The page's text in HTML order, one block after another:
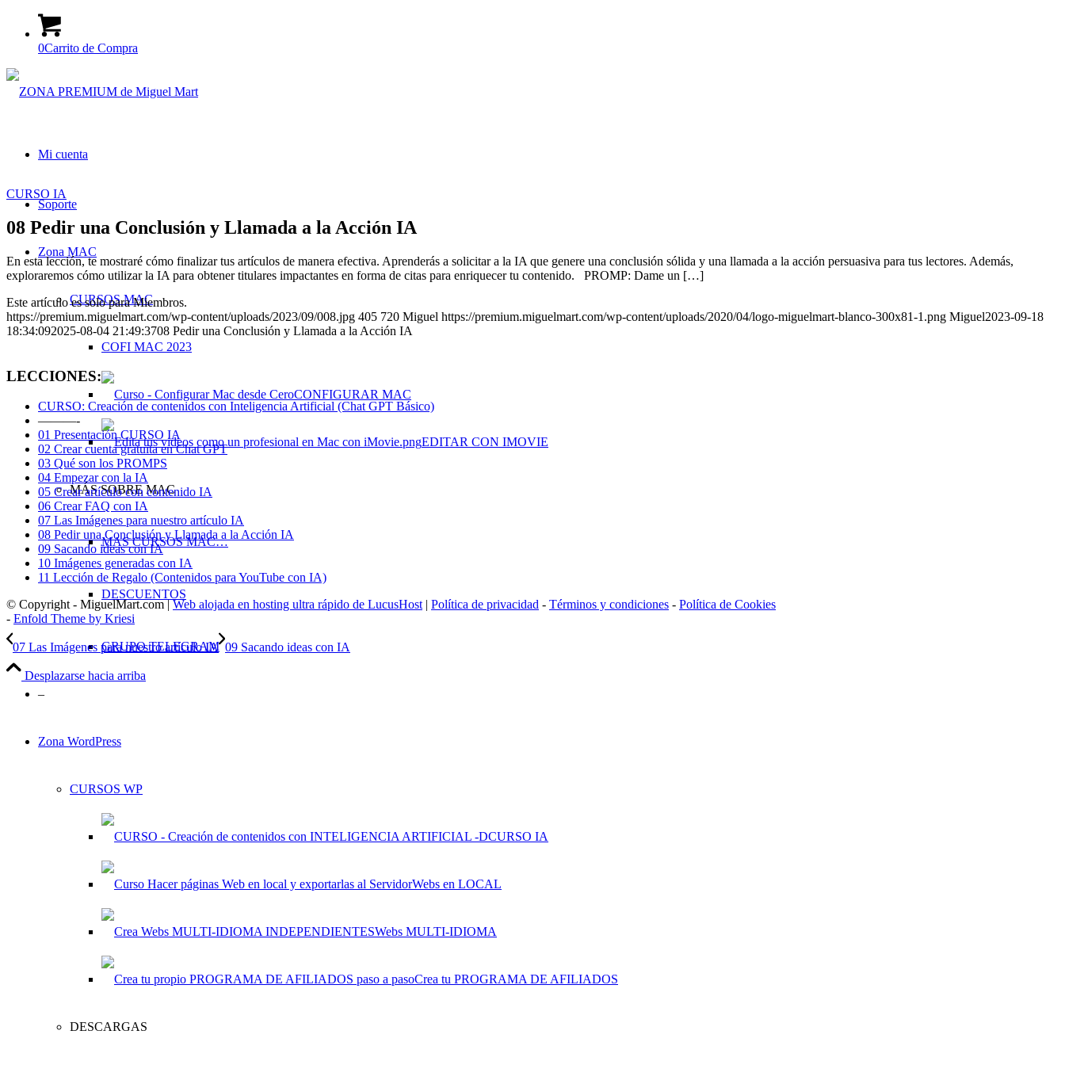
0Carrito de Compra
Mi cuenta
Soporte
Zona MAC
CURSOS MAC
COFI MAC 2023
CONFIGURAR MAC
EDITAR CON IMOVIE
MÁS SOBRE MAC
MAS CURSOS MAC…
DESCUENTOS
GRUPO TELEGRAM
–
Zona WordPress
CURSOS WP
CURSO IA
Webs en LOCAL
Webs MULTI-IDIOMA
Crea tu PROGRAMA DE AFILIADOS
DESCARGAS
CURSO IA
08 Pedir una Conclusión y Llamada a la Acción IA
En esta lección, te mostraré cómo finalizar tus artículos de manera efectiva. Aprenderás a solicitar a la IA que genere una conclusión sólida y una llamada a la acción persuasiva para tus lectores. Además,
exploraremos cómo utilizar la IA para obtener titulares impactantes en forma de citas para enriquecer tu contenido. PROMP: Dame un […]
Este artículo es solo para Miembros.
https://premium.miguelmart.com/wp-content/uploads/2023/09/008.jpg 405 720 Miguel https://premium.miguelmart.com/wp-content/uploads/2020/04/logo-miguelmart-blanco-300x81-1.png Miguel2023-09-18
18:34:092025-08-04 21:49:3708 Pedir una Conclusión y Llamada a la Acción IA
LECCIONES:
CURSO: Creación de contenidos con Inteligencia Artificial (Chat GPT Básico)
———-
01 Presentación CURSO IA
02 Crear cuenta gratuita en Chat GPT
03 Qué son los PROMPS
04 Empezar con la IA
05 Crear artículo con contenido IA
06 Crear FAQ con IA
07 Las Imágenes para nuestro artículo IA
08 Pedir una Conclusión y Llamada a la Acción IA
09 Sacando ideas con IA
10 Imágenes generadas con IA
11 Lección de Regalo (Contenidos para YouTube con IA)
© Copyright - MiguelMart.com |Web alojada en hosting ultra rápido de LucusHost | Política de privacidad - Términos y condiciones - Política de Cookies
- Enfold Theme by Kriesi
07 Las Imágenes para nuestro artículo IA 09 Sacando ideas con IA
Desplazarse hacia arriba